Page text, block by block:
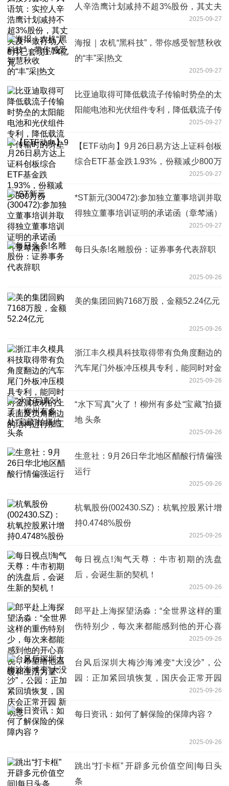
人辛浩鹰计划减持不超3%股份，其丈夫
及一致行动人8月已套现1.74亿元2025-09-27
海报｜农机“黑科技”，带你感受智慧秋收
的“丰”采|热文
2025-09-27
比亚迪取得可降低载流子传输时势垒的太
阳能电池和光伏组件专利，降低载流子传
2025-09-27
【ETF动向】9月26日易方达上证科创板
综合ETF基金跌1.93%，份额减少800万
2025-09-27
*ST新元(300472):参加独立董事培训并取
得独立董事培训证明的承诺函（章棽涵）
2025-09-27
每日头条!名雕股份：证券事务代表辞职
2025-09-26
美的集团回购7168万股，金额52.24亿元
2025-09-26
浙江丰久模具科技取得带有负角度翻边的
汽车尾门外板冲压模具专利，能同时对金
属板材的上表面及负角翻边的结构进行加
工
2025-09-26
“水下写真”火了！柳州有多处“宝藏”拍摄
地 头条
2025-09-26
生意社：9月26日华北地区醋酸行情偏强
运行
2025-09-26
杭氧股份(002430.SZ)：杭氧控股累计增
持0.4748%股份
2025-09-26
每日视点!淘气天尊：牛市初期的洗盘
后，会诞生新的契机！
2025-09-26
郎平赴上海探望汤淼：“全世界这样的重
伤特别少，每次来都能感到他的开心喜
2025-09-26
台风后深圳大梅沙海滩变“大没沙”，公
园：正加紧回填恢复，国庆会正常开园
2025-09-26
每日资讯：如何了解保险的保障内容？
2025-09-26
跳出“打卡框” 开辟多元价值空间|每日头
条